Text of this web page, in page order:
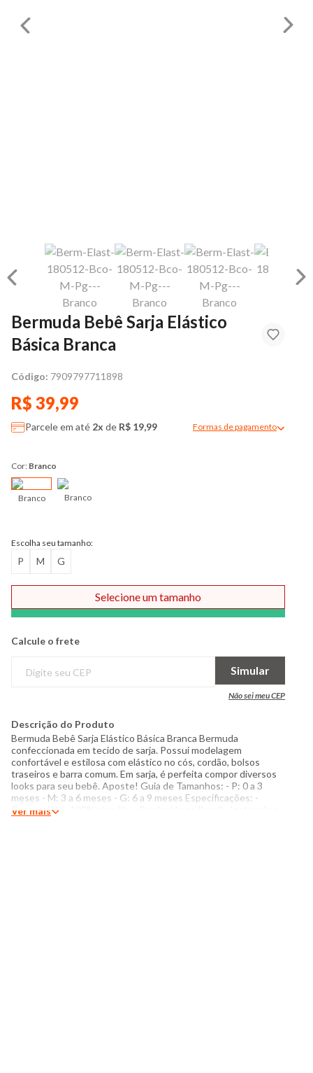
Bermuda Bebê Sarja Elástico
Básica Branca
Código: 7909797711898
R$ 39,99
Parcele em até 2x de R$ 19,99 Formas de pagamento
Cor: Branco
Branco Branco
Escolha seu tamanho:
P M G
Comprar
Selecione um tamanho
Calcule o frete
Simular
Não sei meu CEP
Descrição do Produto
Bermuda Bebê Sarja Elástico Básica Branca Bermuda
confeccionada em tecido de sarja. Possui modelagem
confortável e estilosa com elástico no cós, cordão, bolsos
traseiros e barra comum. Em sarja, é perfeita compor diversos
looks para seu bebê. Aposte! Guia de Tamanhos: - P: 0 a 3
meses - M: 3 a 6 meses - G: 6 a 9 meses Especificações: -
Composição: 100% algodão - Produzido no Brasil - Instruções
Ver mais